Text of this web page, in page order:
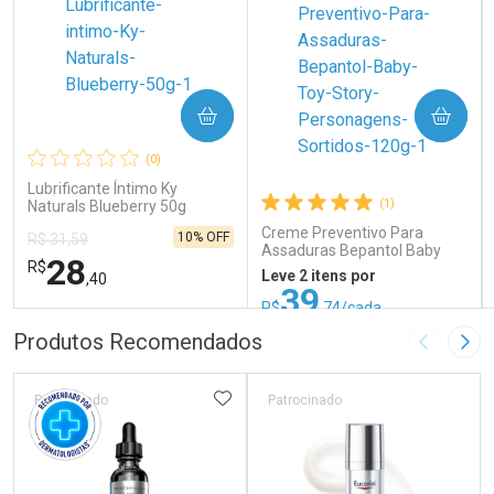
(0)
Lubrificante Íntimo Ky
Naturals Blueberry 50g
R$ 31,59
R$28,40
10% OFF
COMPRAR
FECHAR
FECHAR
Por Menos
(1)
Creme Preventivo Para
Assaduras Bepantol Baby
Toy Story Personagens
Sortidos 120g
Leve 2 itens por
R$39,74/cada
COMPRAR
Por Menos
Produtos Recomendados Imagem
Patrocinado ADICIONAR AOS FAVORITOS
Patrocinado